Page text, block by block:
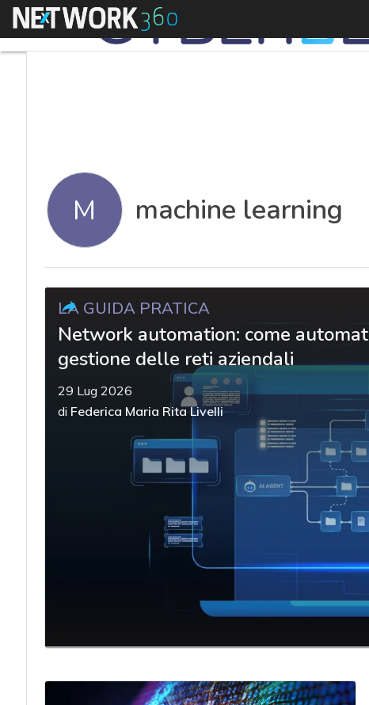
Menu
M machine learning
LA GUIDA PRATICA
Network automation: come
gestione delle reti aziendali
29 Lug 2026
di Federica Maria Rita Livelli